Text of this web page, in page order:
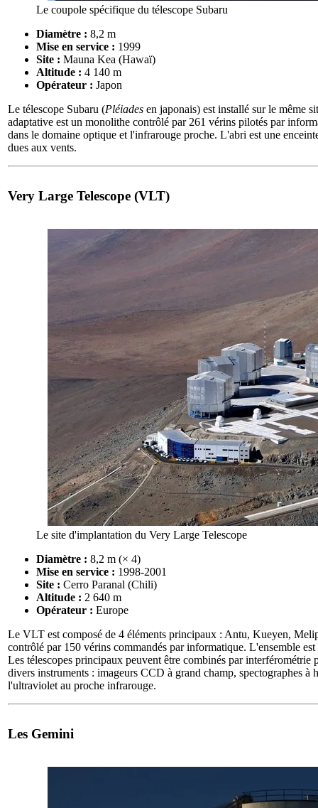
Le coupole spécifique du télescope Subaru
Diamètre : 8,2 m
Mise en service : 1999
Site : Mauna Kea (Hawaï)
Altitude : 4 140 m
Opérateur : Japon
Le télescope Subaru (Pléiades en japonais) est installé sur le même
adaptative est un monolithe contrôlé par 261 vérins pilotés par
dans le domaine optique et l'infrarouge proche. L'abri est une
dues aux vents.
Very Large Telescope (VLT)
Le site d'implantation du Very Large Telescope
Diamètre : 8,2 m (× 4)
Mise en service : 1998-2001
Site : Cerro Paranal (Chili)
Altitude : 2 640 m
Opérateur : Europe
Le VLT est composé de 4 éléments principaux : Antu, Kueyen,
contrôlé par 150 vérins commandés par informatique. L'ensemble
Les télescopes principaux peuvent être combinés par
divers instruments : imageurs CCD à grand champ, spectographes
l'ultraviolet au proche infrarouge.
Les Gemini